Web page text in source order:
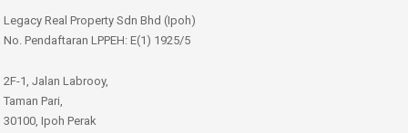
Legacy Real Property Sdn Bhd (Ipoh)
No. Pendaftaran LPPEH: E(1) 1925/5
2F-1, Jalan Labrooy,
Taman Pari,
30100, Ipoh Perak